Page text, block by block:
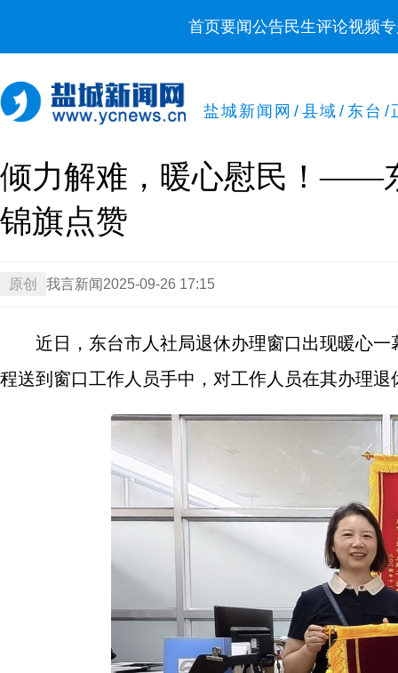
首页要闻公告民生评论视频
盐城新闻网 / 县域 / 东台 /
倾力解难，暖心慰民！——
锦旗点赞
原创 我言新闻 2025-09-26 17:15
近日，东台市人社局退休办理窗口出现暖心
程送到窗口工作人员手中，对工作人员在其办理